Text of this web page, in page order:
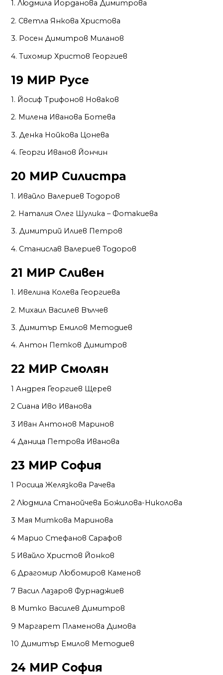
1. Людмила Йорданова Димитрова
2. Светла Янкова Христова
3. Росен Димитров Миланов
4. Тихомир Христов Георгиев
19 МИР Русе
1. Йосиф Трифонов Новаков
2. Милена Иванова Ботева
3. Денка Нойкова Цонева
4. Георги Иванов Йончин
20 МИР Силистра
1. Ивайло Валериев Тодоров
2. Наталия Олег Шулика – Фотакиева
3. Димитрий Илиев Петров
4. Станислав Валериев Тодоров
21 МИР Сливен
1. Ивелина Колева Георгиева
2. Михаил Василев Вълчев
3. Димитър Емилов Методиев
4. Антон Петков Димитров
22 МИР Смолян
1 Андрея Георгиев Щерев
2 Сиана Иво Иванова
3 Иван Антонов Маринов
4 Даница Петрова Иванова
23 МИР София
1 Росица Желязкова Рачева
2 Людмила Станойчева Божилова-Николова
3 Мая Миткова Маринова
4 Марио Стефанов Сарафов
5 Ивайло Христов Йонков
6 Драгомир Любомиров Каменов
7 Васил Лазаров Фурнаджиев
8 Митко Василев Димитров
9 Маргарет Пламенова Димова
10 Димитър Емилов Методиев
24 МИР София